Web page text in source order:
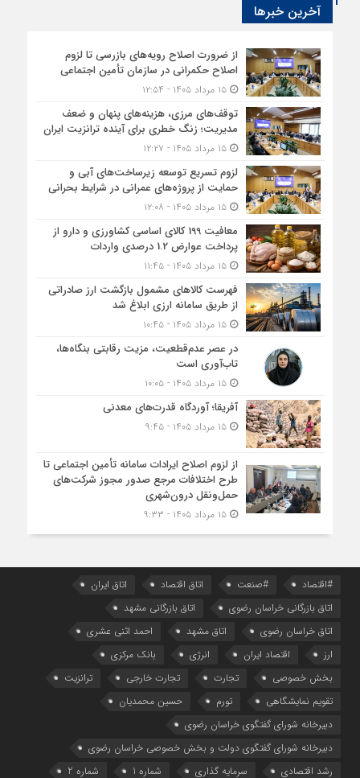
آخرین خبرها
از ضرورت اصلاح رویه‌های بازرسی تا لزوم
اصلاح حکمرانی در سازمان تأمین اجتماعی
۱۵ مرداد ۱۴۰۵ - ۱۲:۵۴
توقف‌های مرزی، هزینه‌های پنهان و ضعف
مدیریت؛ زنگ خطری برای آینده ترانزیت ایران
۱۵ مرداد ۱۴۰۵ - ۱۲:۲۷
لزوم تسریع توسعه زیرساخت‌های آبی و
حمایت از پروژه‌های عمرانی در شرایط بحرانی
۱۵ مرداد ۱۴۰۵ - ۱۲:۰۸
معافیت 199 کالای اساسی کشاورزی و دارو از
پرداخت عوارض 1.2 درصدی واردات
۱۵ مرداد ۱۴۰۵ - ۱۱:۴۵
فهرست کالاهای مشمول بازگشت ارز صادراتی
از طریق سامانه ارزی ابلاغ شد
۱۵ مرداد ۱۴۰۵ - ۱۰:۴۵
در عصر عدم‌قطعیت، مزیت رقابتی بنگاه‌ها،
تاب‌آوری است
۱۵ مرداد ۱۴۰۵ - ۱۰:۰۵
آفریقا؛ آوردگاه قدرت‌های معدنی
۱۵ مرداد ۱۴۰۵ - ۹:۴۵
از لزوم اصلاح ایرادات سامانه تأمین اجتماعی تا
طرح اختلافات مرجع صدور مجوز شرکت‌های
حمل‌ونقل درون‌شهری
۱۵ مرداد ۱۴۰۵ - ۹:۳۳
#اقتصاد #صنعت اتاق اقتصاد
اتاق ایران
اتاق بازرگانی خراسان رضوی
اتاق بازرگانی مشهد
اتاق خراسان رضوی
اتاق مشهد
احمد اثنی عشری
ارز
اقتصاد ایران انرژی
بانک مرکزی
بخش خصوصی
تجارت تجارت خارجی
ترانزیت
تقویم نمایشگاهی
تورم
حسین محمدیان
دبیرخانه شورای گفتگوی خراسان رضوی
دبیرخانه شورای گفتگوی دولت و بخش خصوصی خراسان رضوی
رشد اقتصادی
سرمایه گذاری شماره 1 شماره 2